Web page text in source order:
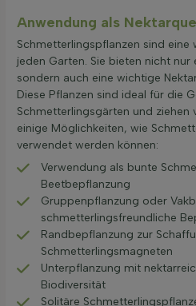
Anwendung als
Schmetterlingspflanzen sind eine
jeden Garten. Sie bieten nicht
sondern auch eine wichtige
Diese Pflanzen sind ideal für die
Schmetterlingsgärten und ziehen
einige Möglichkeiten, wie
verwendet werden können:
Verwendung als bunte
Beetbepflanzung
Gruppenpflanzung oder
schmetterlingsfreundliche
Randbepflanzung zur
Schmetterlingsmagneten
Unterpflanzung mit
Biodiversität
Solitäre